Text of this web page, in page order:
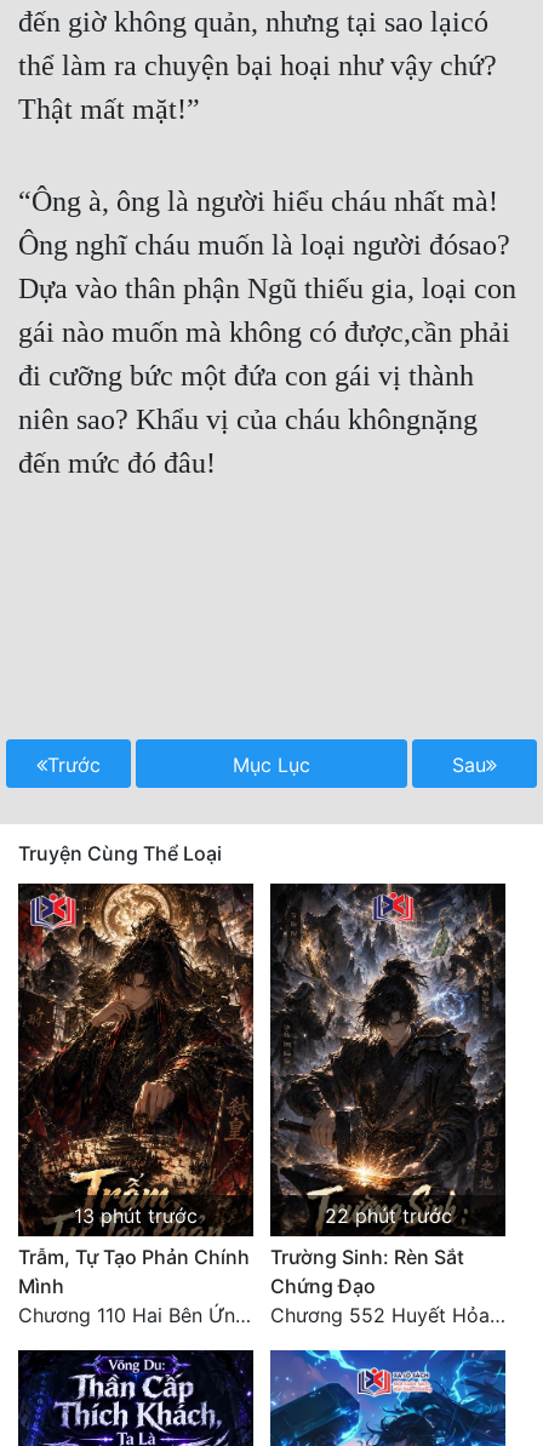
Đẹp Hiệp
Cơ Trí
Sát Phạt Quyết Đoán
đến giờ không quản, nhưng tại sao lạicó
thể làm ra chuyện bại hoại như vậy chứ?
Thật mất mặt!”
“Ông à, ông là người hiểu cháu nhất mà!
Ông nghĩ cháu muốn là loại người đósao?
Dựa vào thân phận Ngũ thiếu gia, loại con
gái nào muốn mà không có được,cần phải
đi cưỡng bức một đứa con gái vị thành
niên sao? Khẩu vị của cháu khôngnặng
đến mức đó đâu!
Trước Mục Lục Sau
Truyện Cùng Thể Loại
13 phút trước
Trẫm, Tự Tạo Phản Chính
Mình
Chương 110 Hai Bên Ứng Phó
22 phút trước
Trường Sinh: Rèn Sắt
Chứng Đạo
Chương 552 Huyết Hỏa Độn Hư, nhân quả chưa dứt